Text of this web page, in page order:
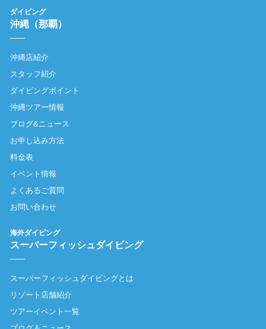
ダイビング
沖縄（那覇）
沖縄店紹介
スタッフ紹介
ダイビングポイント
沖縄ツアー情報
ブログ&ニュース
お申し込み方法
料金表
イベント情報
よくあるご質問
お問い合わせ
海外ダイビング
スーパーフィッシュダイビング
スーパーフィッシュダイビングとは
リゾート店舗紹介
ツアーイベント一覧